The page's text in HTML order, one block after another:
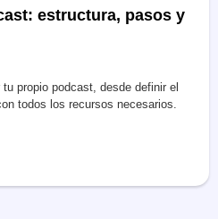
estructura, pasos y
propio podcast, desde definir el
todos los recursos necesarios.